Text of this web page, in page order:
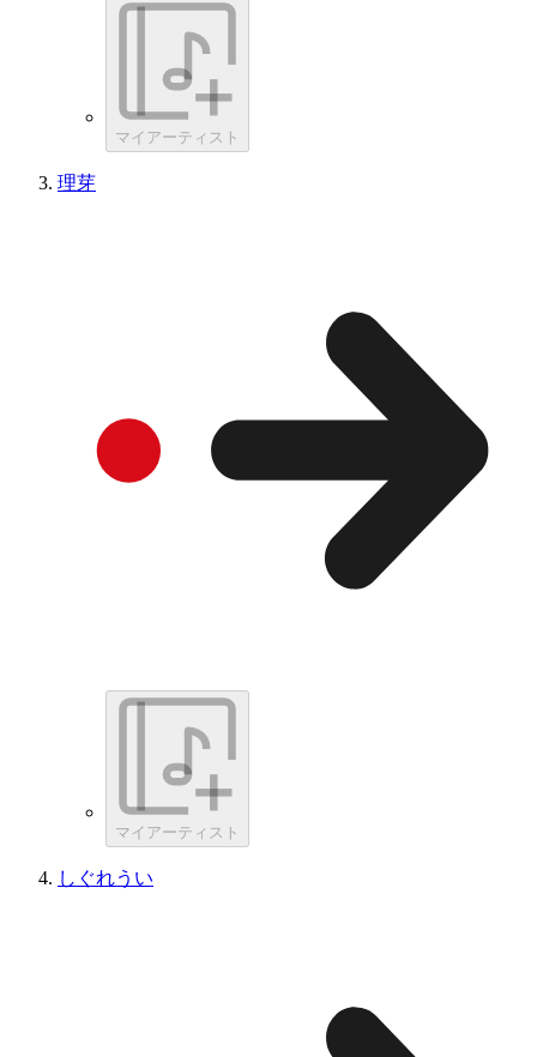
マイアーティスト
理芽
マイアーティスト
しぐれうい